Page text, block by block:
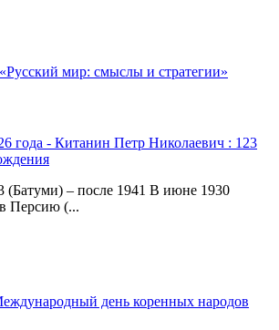
мир: смыслы и стратегии»
года - Китанин Петр Николаевич : 123
(Батуми) – после 1941 В июне 1930
Персию (...
день коренных народов